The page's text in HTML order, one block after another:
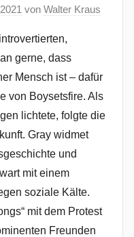
von Walter Kraus
gerne, dass
Mensch ist – dafür
von Boysetsfire. Als
lichtete, folgte die
Gray widmet
und
mit einem
soziale Kälte.
mit dem Protest
Freunden